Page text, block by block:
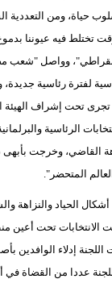
حياة، ومن
فيه عيوننا
وواصل "شعب
لفترة رئاسية جديدة،
تحت إشراف الهيئة
الرئاسية
القاضي، وخرجت
المتحضر".
الحياد والنزاهة
الانتخابات تحت أعين
إدلاء الوافدين
عددا من القضاة